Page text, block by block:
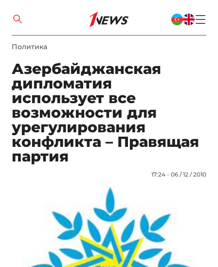
Политика
Азербайджанская
дипломатия
использует все
возможности для
урегулирования
конфликта – Правящая
партия
17:24 - 06 / 12 / 2010